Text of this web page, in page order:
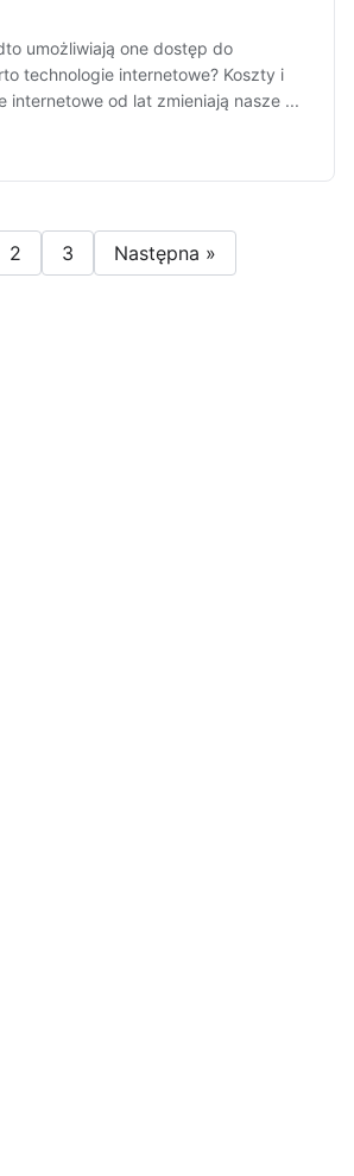
umożliwiają one dostęp do
technologie internetowe? Koszty i
internetowe od lat zmieniają nasze ...
2 3 Następna »